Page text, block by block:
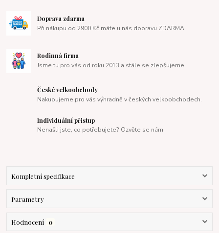
Doprava zdarma
Při nákupu od 2900 Kč máte u nás dopravu ZDARMA.
Rodinná firma
Jsme tu pro vás od roku 2013 a stále se zlepšujeme.
České velkoobchody
Nakupujeme pro vás výhradně v českých velkoobchodech.
Individuální přistup
Nenašli jste, co potřebujete? Ozvěte se nám.
Kompletní specifikace
Parametry
Hodnocení 0